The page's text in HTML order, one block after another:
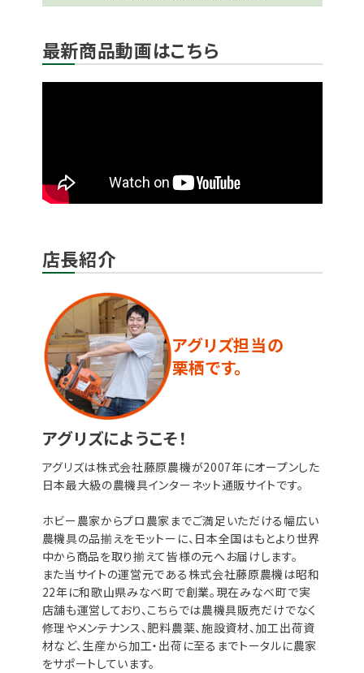
最新商品動画はこちら
店長紹介
アグリズ担当の
栗栖です。
アグリズにようこそ！
アグリズは株式会社藤原農機が2007年にオープンした
日本最大級の農機具インターネット通販サイトです。
ホビー農家からプロ農家までご満足いただける幅広い
農機具の品揃えをモットーに、日本全国はもとより世界
中から商品を取り揃えて皆様の元へお届けします。
また当サイトの運営元である株式会社藤原農機は昭和
22年に和歌山県みなべ町で創業。現在みなべ町で実
店舗も運営しており、こちらでは農機具販売だけでなく
修理やメンテナンス、肥料農薬、施設資材、加工出荷資
材など、生産から加工・出荷に至るまでトータルに農家
をサポートしています。